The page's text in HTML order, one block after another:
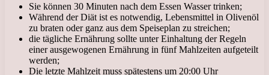
Sie können 30 Minuten nach dem Essen Wasser trinken;
Während der Diät ist es notwendig, Lebensmittel in Olivenöl
zu braten oder ganz aus dem Speiseplan zu streichen;
die tägliche Ernährung sollte unter Einhaltung der Regeln
einer ausgewogenen Ernährung in fünf Mahlzeiten aufgeteilt
werden;
Die letzte Mahlzeit muss spätestens um 20:00 Uhr